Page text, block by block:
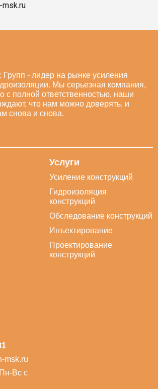
msk.ru
- лидер на рынке усиления
Мы серьезная компания,
с полной ответственностью, наши
что нам можно доверять, и
снова и снова.
Услуги
Усиление конструкций
Гидроизоляция
конструкций
Обследование конструкций
Инъектирование
Проектирование
конструкций
msk.ru
Вс с